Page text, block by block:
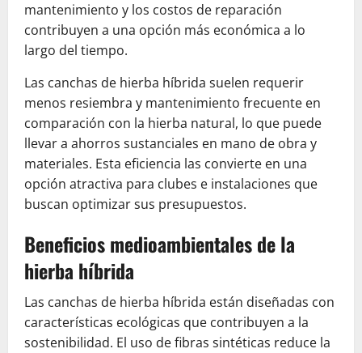
mantenimiento y los costos de reparación
contribuyen a una opción más económica a lo
largo del tiempo.
Las canchas de hierba híbrida suelen requerir
menos resiembra y mantenimiento frecuente en
comparación con la hierba natural, lo que puede
llevar a ahorros sustanciales en mano de obra y
materiales. Esta eficiencia las convierte en una
opción atractiva para clubes e instalaciones que
buscan optimizar sus presupuestos.
Beneficios medioambientales de la
hierba híbrida
Las canchas de hierba híbrida están diseñadas con
características ecológicas que contribuyen a la
sostenibilidad. El uso de fibras sintéticas reduce la